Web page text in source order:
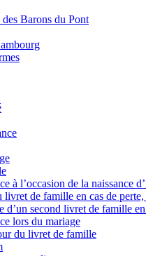
Barons du Pont
à l’occasion de la naissance
livret de famille en cas de
d’un second livret de famille
lors du mariage
du livret de famille